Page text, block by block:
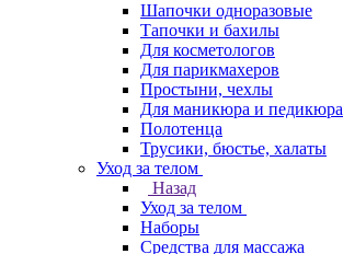
Шапочки одноразовые
Тапочки и бахилы
Для косметологов
Для парикмахеров
Простыни, чехлы
Для маникюра и педикюра
Полотенца
Трусики, бюстье, халаты
Уход за телом
Назад
Уход за телом
Наборы
Средства для массажа